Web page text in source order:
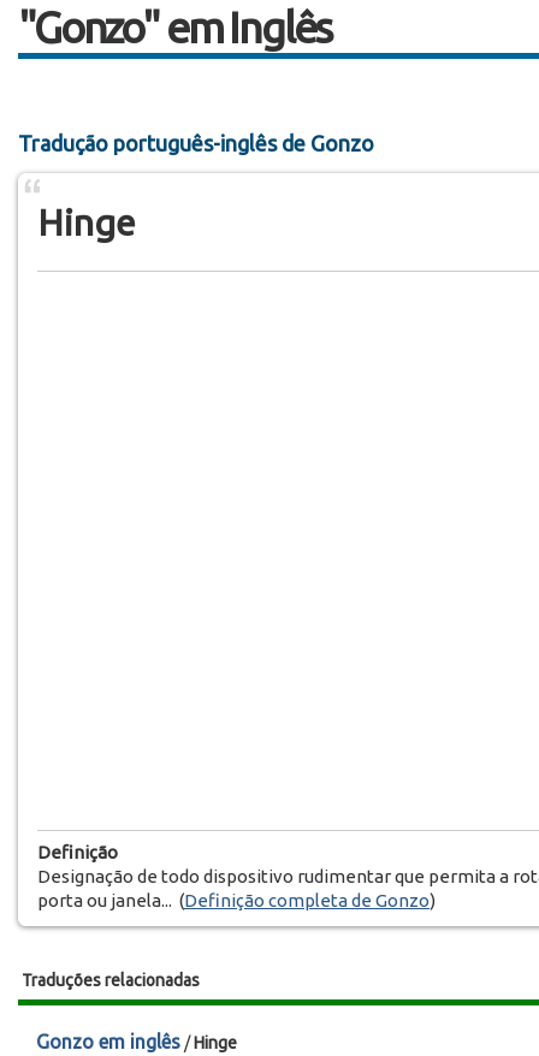
"Gonzo" em Inglês
Tradução português-inglês de Gonzo
Hinge
Definição
Designação de todo dispositivo rudimentar que permita a
porta ou janela... (Definição completa de Gonzo)
Traduções relacionadas
Gonzo em inglês /Hinge